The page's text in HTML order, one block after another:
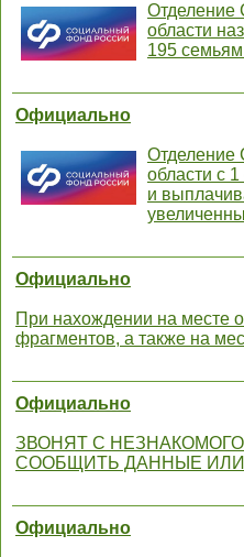
Отделение
области
195
Официально
Отделение
области с
и
Официально
При нахождении на месте
фрагментов, а также на
Официально
ЗВОНЯТ С
СООБЩИТЬ ДАННЫЕ
Официально